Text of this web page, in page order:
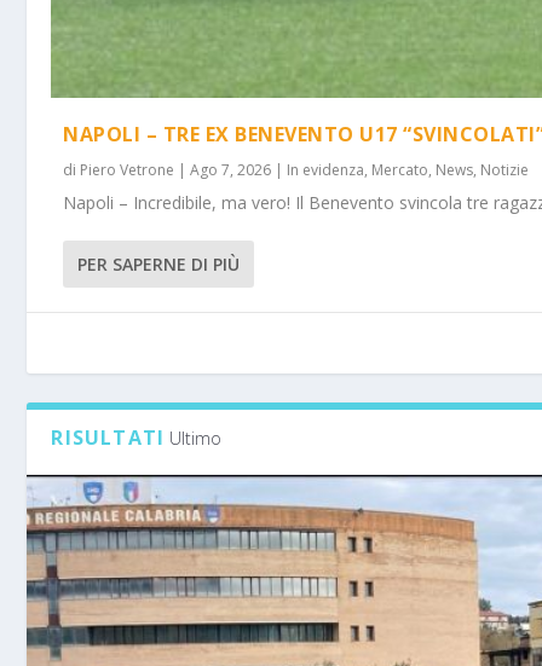
NAPOLI – TRE EX BENEVENTO U17
di Piero Vetrone |Ago 7, 2026 | In evidenza, Mercato, News, Notizie
Napoli – Incredibile, ma vero! Il Benevento svincola tre
PER SAPERNE DI PIÙ
RISULTATI Ultimo